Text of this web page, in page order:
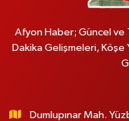
Afyon Haber; Güncel ve
Dakika Gelişmeleri, Köşe
Dumlupınar Mah.